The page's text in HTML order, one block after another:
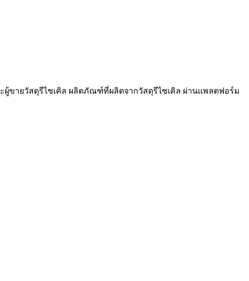
ผู้ขายวัสดุรีไซเคิล ผลิตภัณฑ์ที่ผลิตจากวัสดุรีไซเคิล ผ่านแพลตฟอร์ม